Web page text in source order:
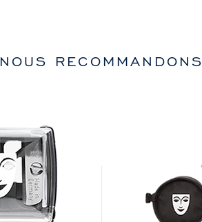
NOUS RECOMMANDONS